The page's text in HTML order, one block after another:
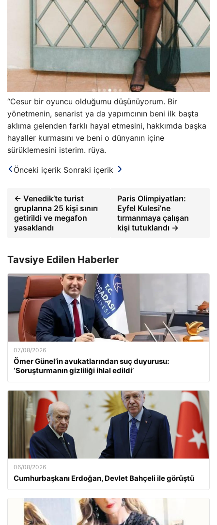
“Cesur bir oyuncu olduğumu düşünüyorum. Bir
yönetmenin, senarist ya da yapımcının beni ilk başta
aklıma gelenden farklı hayal etmesini, hakkımda başka
hayaller kurmasını ve beni o dünyanın içine
sürüklemesini isterim. rüya.
Önceki içerik Sonraki içerik
← Venedik’te turist
gruplarına 25 kişi sınırı
getirildi ve megafon
yasaklandı
Paris Olimpiyatları:
Eyfel Kulesi’ne
tırmanmaya çalışan
kişi tutuklandı →
Tavsiye Edilen Haberler
07/08/2026
Ömer Günel’in avukatlarından suç duyurusu:
‘Soruşturmanın gizliliği ihlal edildi’
06/08/2026
Cumhurbaşkanı Erdoğan, Devlet Bahçeli ile görüştü